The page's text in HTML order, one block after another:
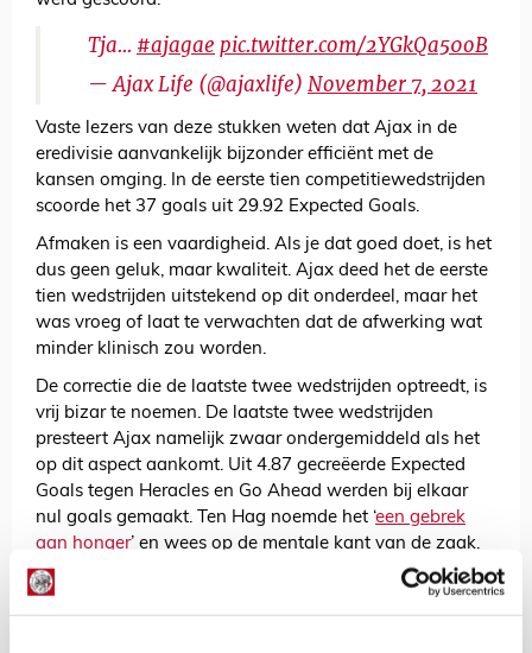
Tja... #ajagae pic.twitter.com/2YGkQa50oB
— Ajax Life (@ajaxlife) November 7, 2021
Vaste lezers van deze stukken weten dat Ajax in de
eredivisie aanvankelijk bijzonder efficiënt met de
kansen omging. In de eerste tien competitiewedstrijden
scoorde het 37 goals uit 29.92 Expected Goals.
Afmaken is een vaardigheid. Als je dat goed doet, is het
dus geen geluk, maar kwaliteit. Ajax deed het de eerste
tien wedstrijden uitstekend op dit onderdeel, maar het
was vroeg of laat te verwachten dat de afwerking wat
minder klinisch zou worden.
De correctie die de laatste twee wedstrijden optreedt, is
vrij bizar te noemen. De laatste twee wedstrijden
presteert Ajax namelijk zwaar ondergemiddeld als het
op dit aspect aankomt. Uit 4.87 gecreëerde Expected
Goals tegen Heracles en Go Ahead werden bij elkaar
nul goals gemaakt. Ten Hag noemde het ‘een gebrek
aan honger’ en wees op de mentale kant van de zaak.
Iedereen mag uiteraard voor zichzelf bepalen wat de